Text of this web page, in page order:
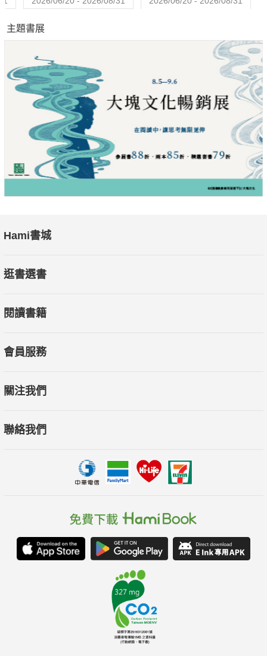
問之下，原來業績好的那一組主管，假設被分配到1000萬的業績
目標，他就會以1200萬為基準分配給底下的員工，督促他們設法
透過增加拜訪客戶數、改善提案品質等做法，來提高成交率，努
力往高標邁進。
不管是有趣或有用的統計數字相關書籍，都在反覆說明，蒐集、
整理和分析商業數據真的很重要，不但在工作上有助於提升決策
的精準度，在日常生活中也能養成看透數字的好眼力。只是，這
些敘述真的能吸引你好好地進入統計的世界嗎？這次封面故事，
我們試著用最淺白的文字、最實用的例子，帶領你走進商用統計
的世界。
隨著大數據時代的來臨，懂得處理和解讀數據的能力，在未來勢
必成為最基本的工作能力。
將不再是處理、運算數據的能力，而是我們可以從這些資料中汲
這些工具，為你解決工作上的實際問題。
主題書展
Hami書城
逛書選書
閱讀書籍
會員服務
關注我們
聯絡我們